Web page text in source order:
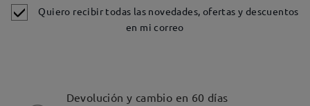
Quiero recibir todas las novedades, ofertas y descuentos
en mi correo
Devolución y cambio en 60 días